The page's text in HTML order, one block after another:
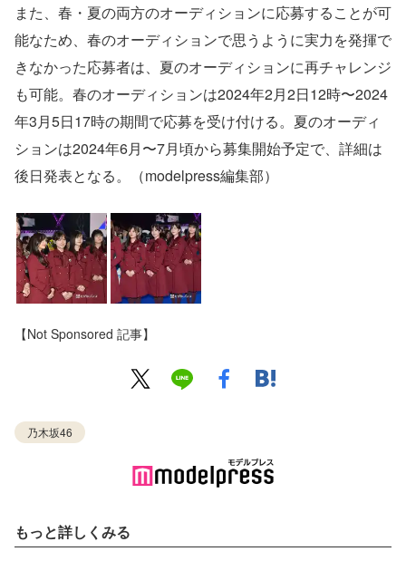
また、春・夏の両方のオーディションに応募することが可
能なため、春のオーディションで思うように実力を発揮で
きなかった応募者は、夏のオーディションに再チャレンジ
も可能。春のオーディションは2024年2月2日12時〜2024
年3月5日17時の期間で応募を受け付ける。夏のオーディ
ションは2024年6月〜7月頃から募集開始予定で、詳細は
後日発表となる。（modelpress編集部）
【Not Sponsored 記事】
乃木坂46
もっと詳しくみる